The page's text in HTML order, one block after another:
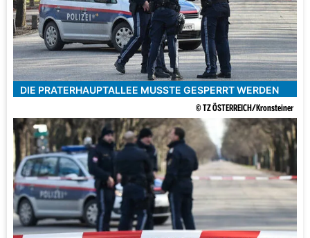
DIE PRATERHAUPTALLEE MUSSTE GESPERRT WERDEN
© TZ ÖSTERREICH/Kronsteiner